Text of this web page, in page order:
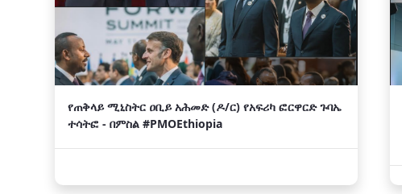
የጠቅላይ ሚኒስትር ዐቢይ አሕመድ (ዶ/ር) የአፍሪካ ፎርዋርድ ጉባኤ
ተሳትፎ - በምስል #PMOEthiopia